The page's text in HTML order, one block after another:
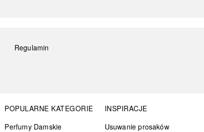
Regulamin
POPULARNE KATEGORIE
Perfumy Damskie
INSPIRACJE
Usuwanie prosaków